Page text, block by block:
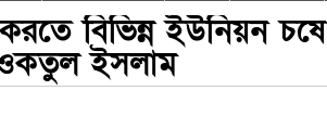
বিভিন্ন ইউনিয়ন চষে
ইসলাম